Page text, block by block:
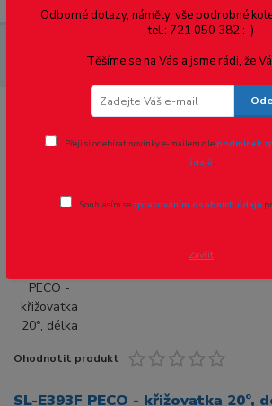
103,7 mm
Ohodnotit produkt
SL-E393F PECO - křižovatka 20°,
Odborné dotazy, náměty, vše podrobné
tel.: 721 050 382 :-)
Těšíme se na Vás a jsme rádi, že
Přeji si odebírat novinky e-mailem dlepodmínek
údajů.
Souhlasím se zpracováním osobních údajů
Zavřít